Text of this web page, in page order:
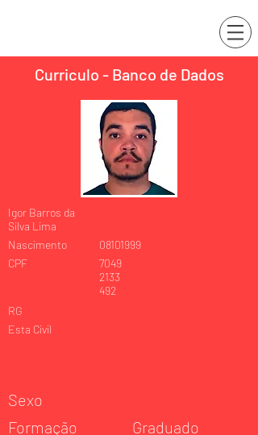
Curriculo - Banco de Dados
Igor Barros da
Silva Lima
Nascimento
CPF
RG
Esta Civil
08101999
7049
2133
492
Sexo
Formação
Graduado